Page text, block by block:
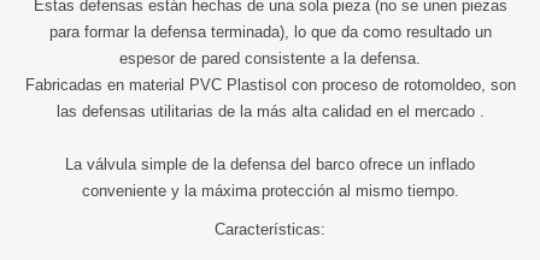
Estas defensas están hechas de una sola pieza (no se unen piezas
para formar la defensa terminada), lo que da como resultado un
espesor de pared consistente a la defensa.
Fabricadas en material PVC Plastisol con proceso de rotomoldeo, son
las defensas utilitarias de la más alta calidad en el mercado .
La válvula simple de la defensa del barco ofrece un inflado
conveniente y la máxima protección al mismo tiempo.
Características: